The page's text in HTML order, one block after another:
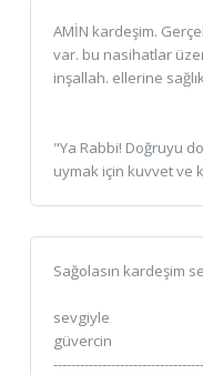
AMİN kardeşim.
var. bu nasihatlar
inşallah. ellerine
"Ya Rabbi! Doğruyu
uymak için kuvvet ve
Sağolasın kardeşim
sevgiyle
güvercin